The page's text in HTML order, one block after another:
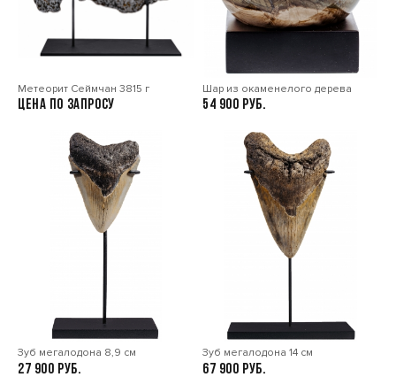
Метеорит Сеймчан 3815 г
Цена по запросу
Шар из окаменелого дерева
54 900
Зуб мегалодона 8,9 см
27 900
Зуб мегалодона 14 см
67 900